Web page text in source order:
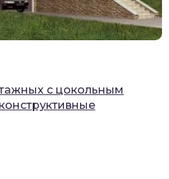
с цокольным